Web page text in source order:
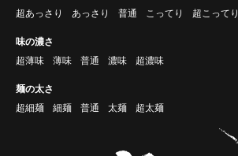
超あっさり
あっさり 普通 こってり 超こってり
味の濃さ
超薄味
薄味 普通 濃味 超濃味
麺の太さ
超細麺
細麺 普通 太麺 超太麺